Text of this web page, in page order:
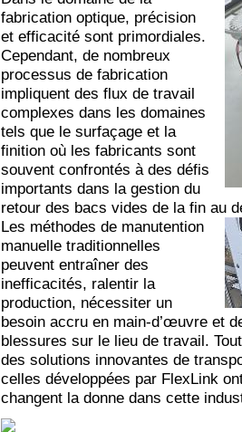
fabrication optique, précision
et efficacité sont primordiales.
Cependant, de nombreux
processus de fabrication
impliquent des flux de travail
complexes dans les domaines
tels que le surfaçage et la
finition où les fabricants sont
souvent confrontés à des défis
importants dans la gestion du
retour des bacs vides de la fin au
Les méthodes de manutention
manuelle traditionnelles
peuvent entraîner des
inefficacités, ralentir la
production, nécessiter un
besoin accru en main-d’œuvre et
blessures sur le lieu de travail.
des solutions innovantes de
celles développées par FlexLink
changent la donne dans cette